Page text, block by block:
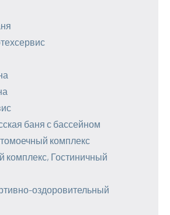
баня с бассейном
комплекс
комплекс, Гостиничный
оздоровительный